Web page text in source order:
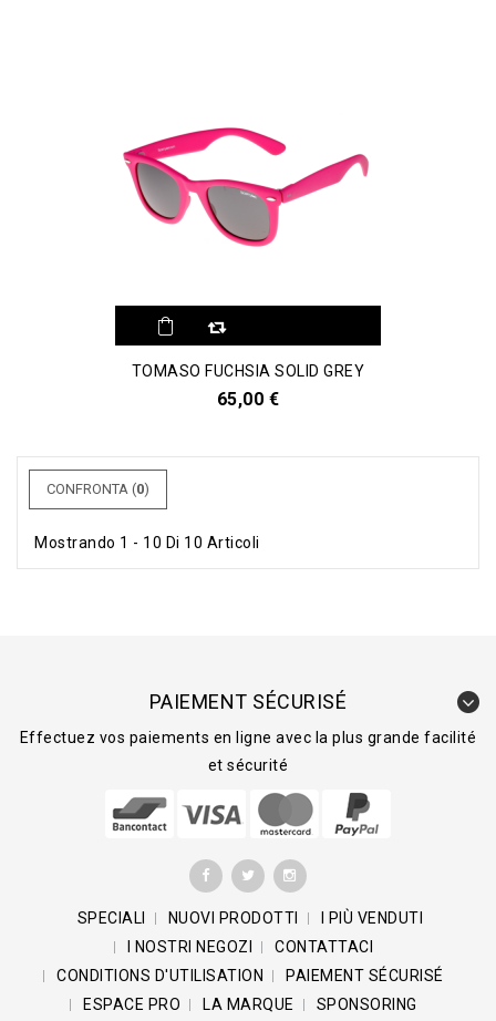
TOMASO FUCHSIA SOLID GREY
65,00 €
CONFRONTA (0)
Mostrando 1 - 10 Di 10 Articoli
PAIEMENT SÉCURISÉ
Effectuez vos paiements en ligne avec la plus grande facilité
et sécurité
SPECIALI NUOVI PRODOTTI
I PIÙ VENDUTI
I NOSTRI NEGOZI
CONTATTACI
CONDITIONS D'UTILISATION
PAIEMENT SÉCURISÉ
ESPACE PRO
LA MARQUE SPONSORING